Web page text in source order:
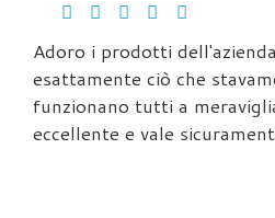
Adoro i prodotti
esattamente ciò che
funzionano tutti a
eccellente e vale